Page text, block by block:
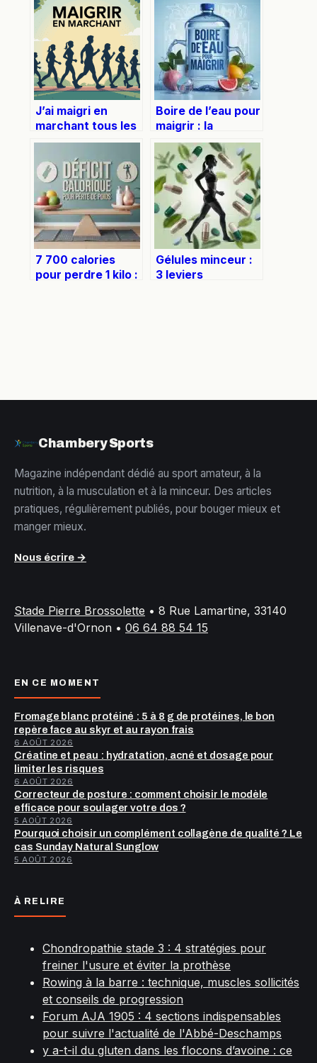
J’ai maigri en
marchant tous les
jours : témoignage
et méthode
détaillée
Boire de l’eau pour
maigrir : la
stratégie
métabolique pour
déstocker les
graisses
7 700 calories
pour perdre 1 kilo :
Gélules minceur :
3 leviers
Chambery Sports
Magazine indépendant dédié au sport amateur, à la
nutrition, à la musculation et à la minceur. Des articles
pratiques, régulièrement publiés, pour bouger mieux et
manger mieux.
Nous écrire →
Stade Pierre Brossolette • 8 Rue Lamartine, 33140
Villenave-d'Ornon • 06 64 88 54 15
EN CE MOMENT
Fromage blanc protéiné : 5 à 8 g de protéines, le bon
repère face au skyr et au rayon frais
6 AOÛT 2026
Créatine et peau : hydratation, acné et dosage pour
limiter les risques
6 AOÛT 2026
Correcteur de posture : comment choisir le modèle
efficace pour soulager votre dos ?
5 AOÛT 2026
Pourquoi choisir un complément collagène de qualité ? Le
cas Sunday Natural Sunglow
5 AOÛT 2026
À RELIRE
Chondropathie stade 3 : 4 stratégies pour
freiner l'usure et éviter la prothèse
Rowing à la barre : technique, muscles sollicités
et conseils de progression
Forum AJA 1905 : 4 sections indispensables
pour suivre l'actualité de l'Abbé-Deschamps
y a-t-il du gluten dans les flocons d’avoine : ce